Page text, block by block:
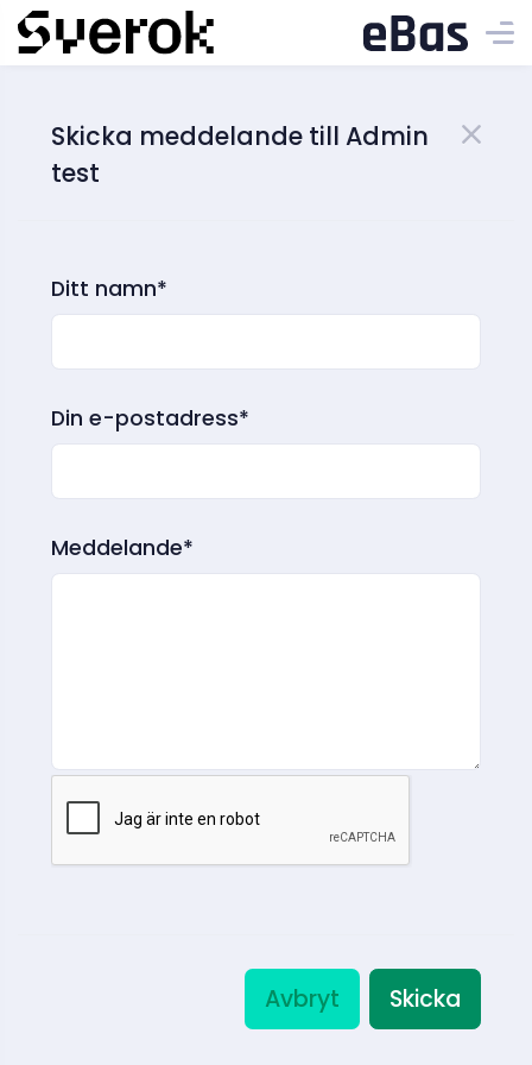
Skicka meddelande till Admin
test
Ditt namn*
Din e-postadress*
Meddelande*
Avbryt